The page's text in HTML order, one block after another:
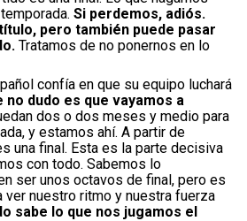
Si perdemos, adiós.
pero también puede pasar
Tratamos de no ponernos en lo
confía en que su equipo luchará
no dudo es que vayamos a
dos o dos meses y medio para
y estamos ahí. A partir de
una final. Esta es la parte decisiva
con todo. Sabemos lo
ser unos octavos de final, pero es
ver nuestro ritmo y nuestra fuerza
sabe lo que nos jugamos el